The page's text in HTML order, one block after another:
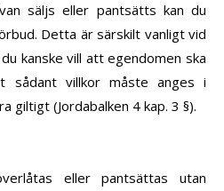
säljs eller pantsätts kan du
. Detta är särskilt vanligt vid
kanske vill att egendomen ska
sådant villkor måste anges i
giltigt (Jordabalken 4 kap. 3 §).
eller pantsättas utan